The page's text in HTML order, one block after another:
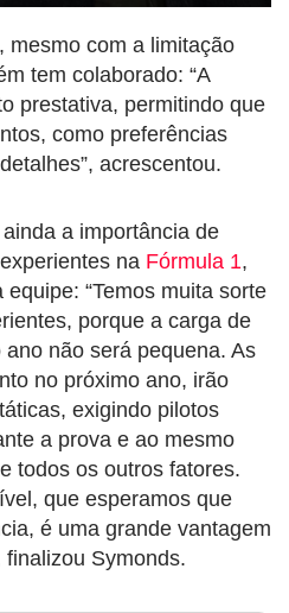
mesmo com a limitação
tem colaborado: “A
prestativa, permitindo que
como preferências
acrescentou.
a importância de
na Fórmula 1,
“Temos muita sorte
porque a carga de
não será pequena. As
no próximo ano, irão
exigindo pilotos
a prova e ao mesmo
todos os outros fatores.
que esperamos que
é uma grande vantagem
finalizou Symonds.